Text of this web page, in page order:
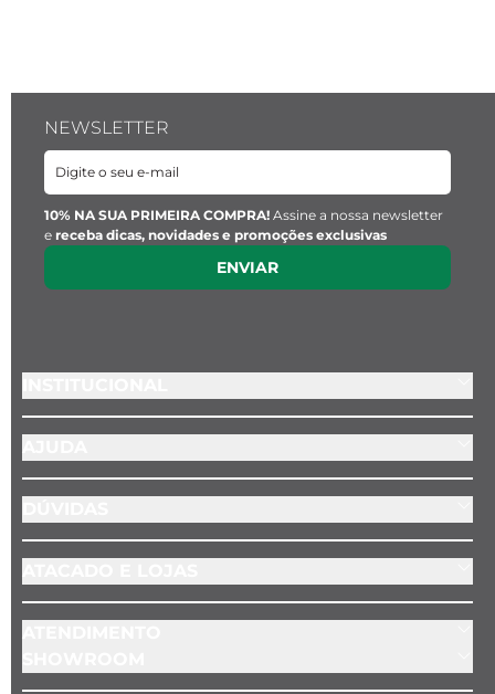
NEWSLETTER
10% NA SUA PRIMEIRA COMPRA! Assine a nossa newsletter
e receba dicas, novidades e promoções exclusivas
ENVIAR